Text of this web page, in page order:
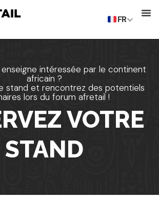
FR
intéressée par le continent
africain ?
stand et rencontrez des potentiels
lors du forum afretail !
VOTRE
STAND